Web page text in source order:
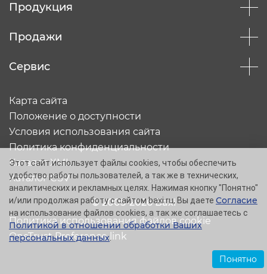
Продукция
Продажи
Сервис
© 2005-2026 Baxi
Карта сайта
Положение о доступности
Условия использования сайта
Политика конфиденциальности
Каталог XML
Каталог CSV
Политика использования файлов cookie
OneTrust Preference link
Этот сайт использует файлы cookies, чтобы обеспечить
удобство работы пользователей, а так же в технических,
аналитических и рекламных целях. Нажимая кнопку "Понятно"
и/или продолжая работу с сайтом baxi.ru, Вы даете Согласие
на использование файлов cookies, а так же соглашаетесь с
Политикой в отношении обработки Ваших
персональных данных.
Понятно